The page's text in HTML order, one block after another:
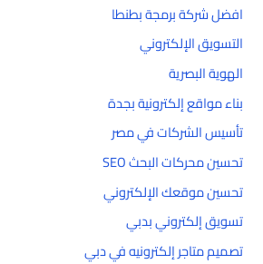
افضل شركة برمجة بطنطا
التسويق الإلكتروني
الهوية البصرية
بناء مواقع إلكترونية بجدة
تأسيس الشركات في مصر
تحسين محركات البحث SEO
تحسين موقعك الإلكتروني
تسويق إلكتروني بدبي
تصميم متاجر إلكترونيه في دبي